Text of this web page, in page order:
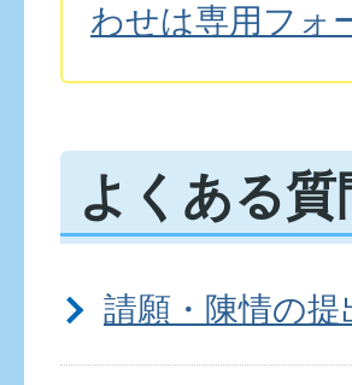
わせは専用フォ
よくある質
請願・陳情の